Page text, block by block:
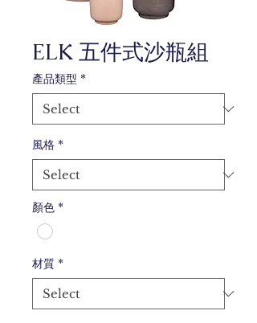
ELK 五件式沙瓶組
產品類型 *
風格 *
顏色 *
材質 *